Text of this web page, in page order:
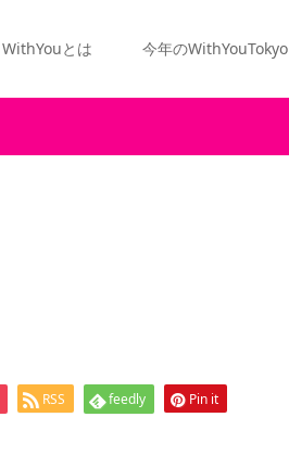
WithYouとは 今年のWithYouTokyo
RSS feedly Pin it